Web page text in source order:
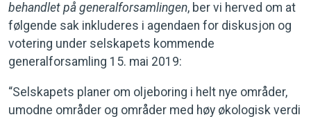
behandlet på generalforsamlingen, ber vi herved om at
følgende sak inkluderes i agendaen for diskusjon og
votering under selskapets kommende
generalforsamling 15. mai 2019:
“Selskapets planer om oljeboring i helt nye områder,
umodne områder og områder med høy økologisk verdi